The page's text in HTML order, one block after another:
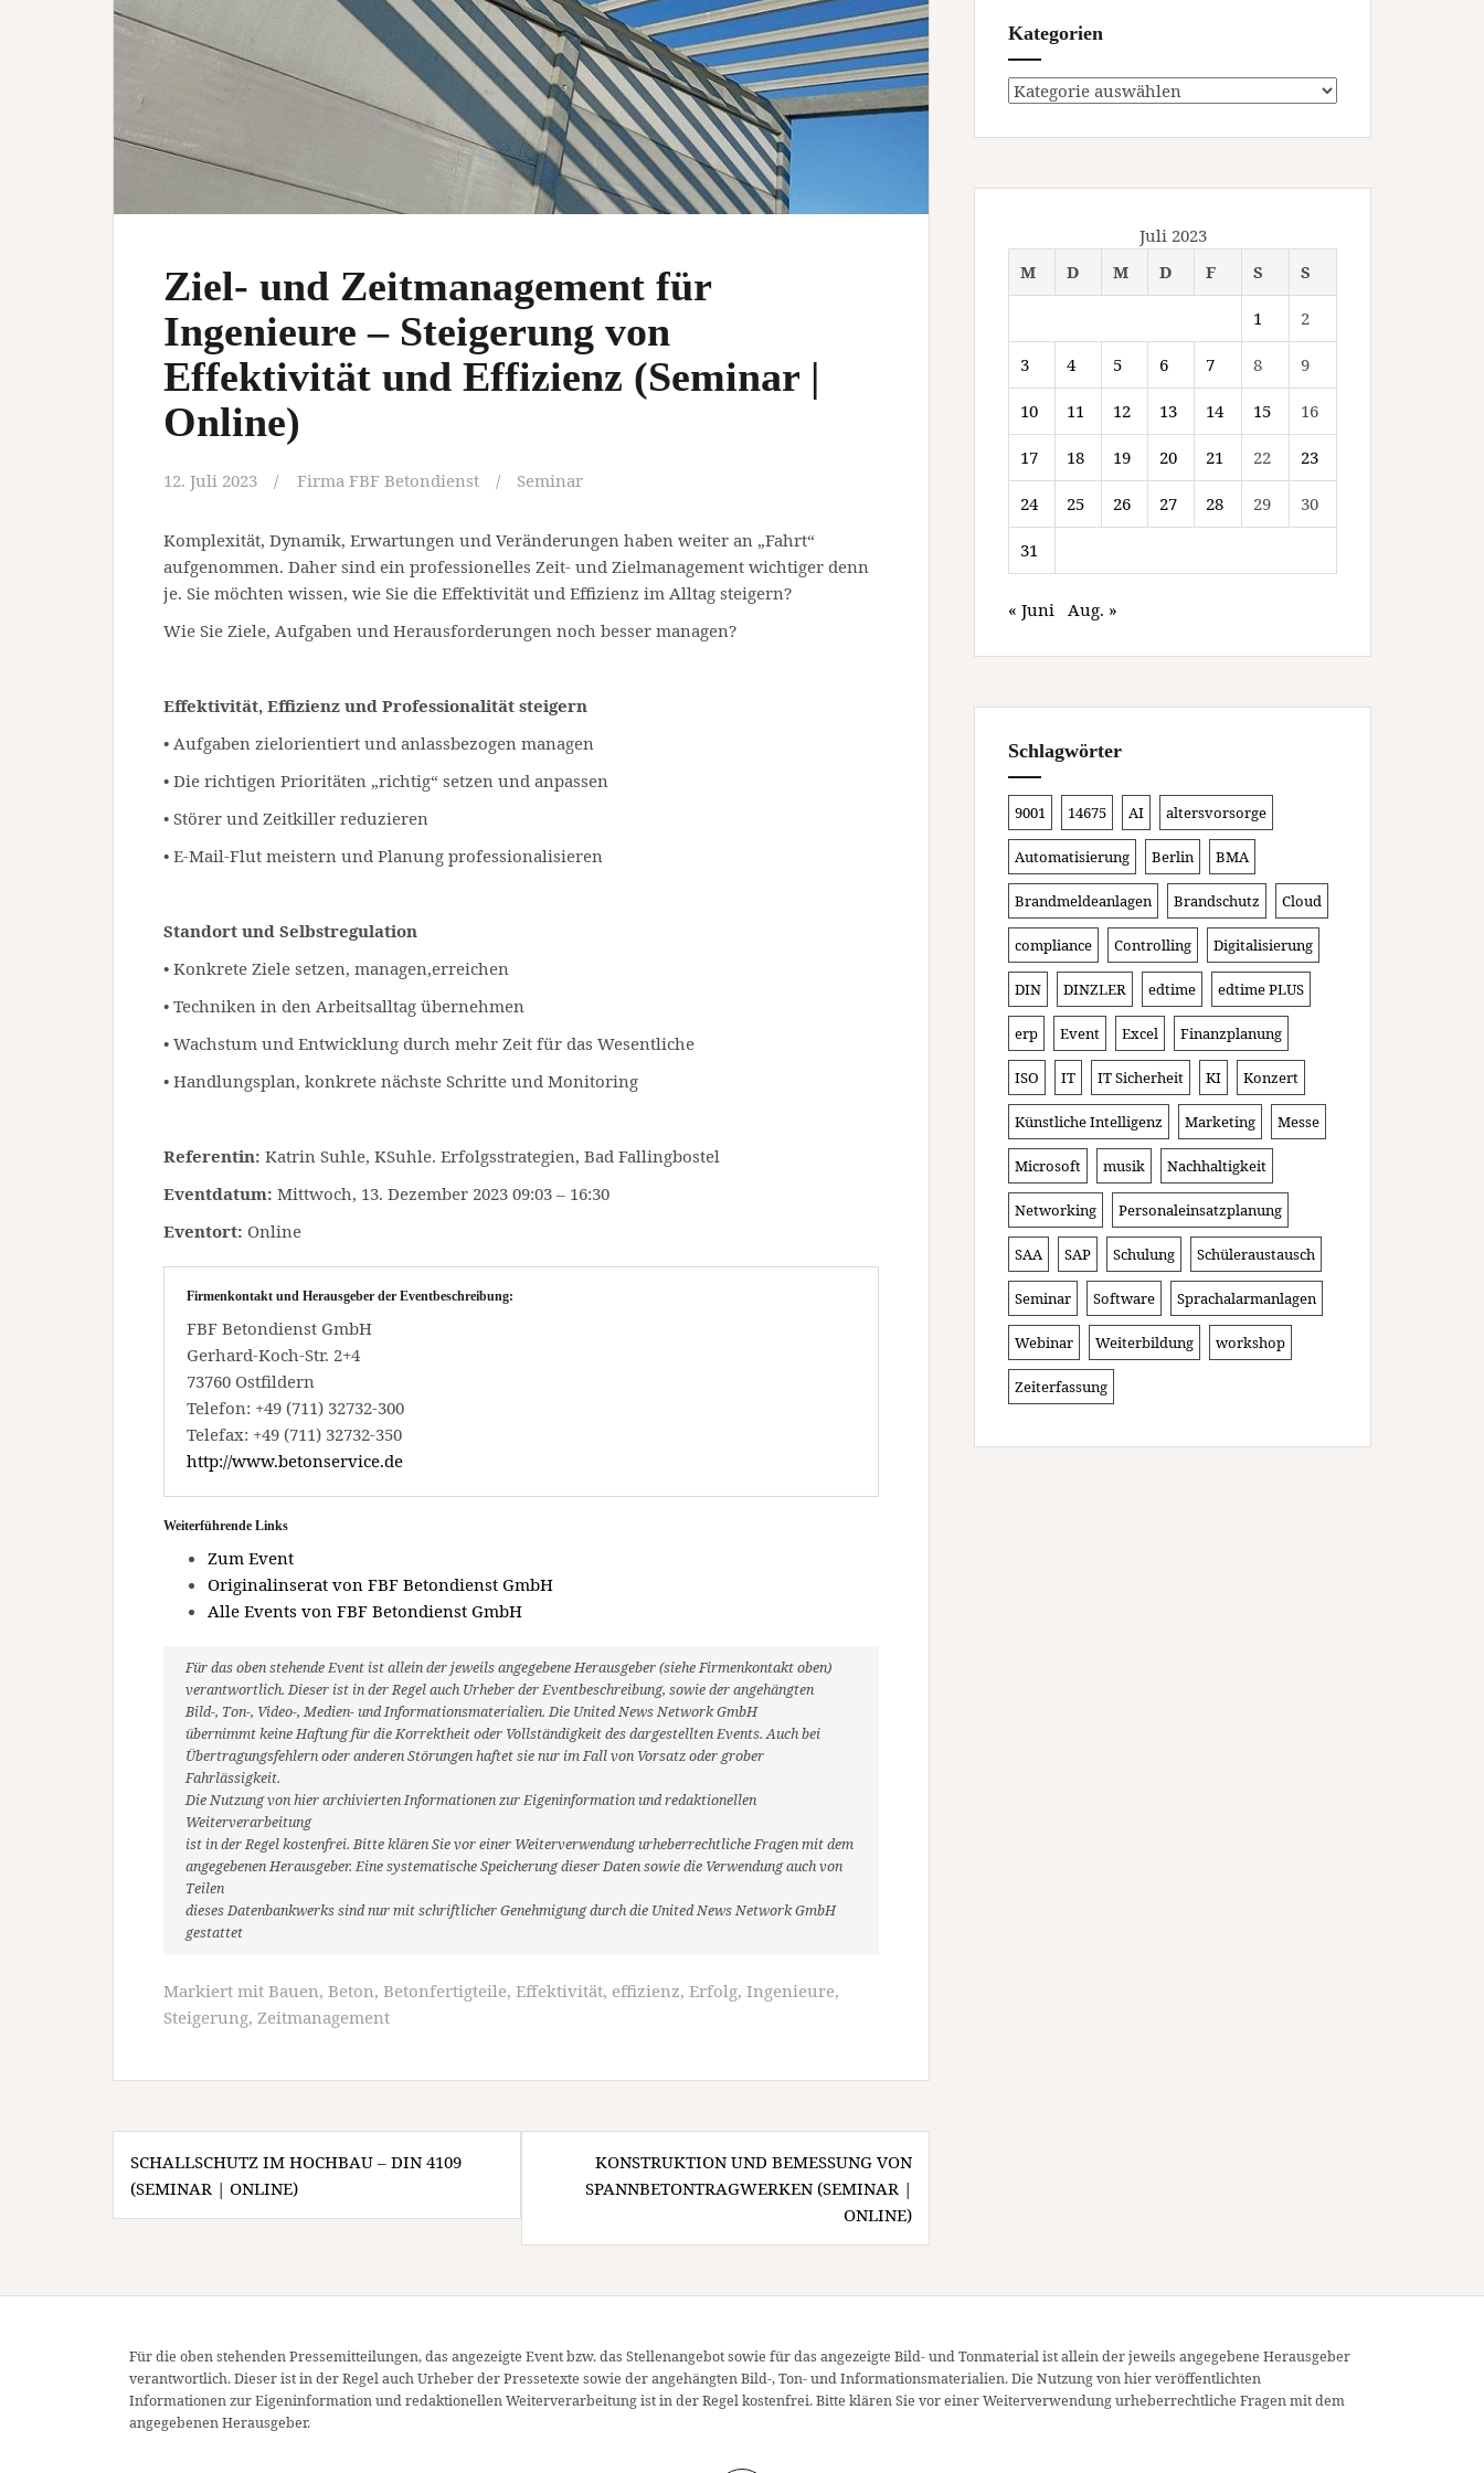
Ziel- und Zeitmanagement für
Ingenieure – Steigerung von
Effektivität und Effizienz (Seminar |
Online)
12. Juli 2023 Firma FBF Betondienst Seminar
Komplexität, Dynamik, Erwartungen und Veränderungen haben weiter an „Fahrt“
aufgenommen. Daher sind ein professionelles Zeit- und Zielmanagement wichtiger denn
je. Sie möchten wissen, wie Sie die Effektivität und Effizienz im Alltag steigern?
Wie Sie Ziele, Aufgaben und Herausforderungen noch besser managen?
Effektivität, Effizienz und Professionalität steigern
• Aufgaben zielorientiert und anlassbezogen managen
• Die richtigen Prioritäten „richtig“ setzen und anpassen
• Störer und Zeitkiller reduzieren
• E-Mail-Flut meistern und Planung professionalisieren
Standort und Selbstregulation
• Konkrete Ziele setzen, managen,erreichen
• Techniken in den Arbeitsalltag übernehmen
• Wachstum und Entwicklung durch mehr Zeit für das Wesentliche
• Handlungsplan, konkrete nächste Schritte und Monitoring
Referentin: Katrin Suhle, KSuhle. Erfolgsstrategien, Bad Fallingbostel
Eventdatum: Mittwoch, 13. Dezember 2023 09:03 – 16:30
Eventort: Online
Firmenkontakt und Herausgeber der Eventbeschreibung:
FBF Betondienst GmbH
Gerhard-Koch-Str. 2+4
73760 Ostfildern
Telefon: +49 (711) 32732-300
Telefax: +49 (711) 32732-350
http://www.betonservice.de
Weiterführende Links
Zum Event
Originalinserat von FBF Betondienst GmbH
Alle Events von FBF Betondienst GmbH
Für das oben stehende Event ist allein der jeweils angegebene Herausgeber (siehe Firmenkontakt oben)
verantwortlich. Dieser ist in der Regel auch Urheber der Eventbeschreibung, sowie der angehängten
Bild-, Ton-, Video-, Medien- und Informationsmaterialien. Die United News Network GmbH
übernimmt keine Haftung für die Korrektheit oder Vollständigkeit des dargestellten Events. Auch bei
Übertragungsfehlern oder anderen Störungen haftet sie nur im Fall von Vorsatz oder grober
Fahrlässigkeit.
Die Nutzung von hier archivierten Informationen zur Eigeninformation und redaktionellen
Weiterverarbeitung
ist in der Regel kostenfrei. Bitte klären Sie vor einer Weiterverwendung urheberrechtliche Fragen mit dem
angegebenen Herausgeber. Eine systematische Speicherung dieser Daten sowie die Verwendung auch von
Teilen
dieses Datenbankwerks sind nur mit schriftlicher Genehmigung durch die United News Network GmbH
gestattet
Markiert mit Bauen, Beton, Betonfertigteile, Effektivität, effizienz, Erfolg, Ingenieure,
Steigerung, Zeitmanagement
Beitragsnavigation
SCHALLSCHUTZ IM HOCHBAU – DIN 4109
(SEMINAR | ONLINE)
KONSTRUKTION UND BEMESSUNG VON
SPANNBETONTRAGWERKEN (SEMINAR |
ONLINE)
Kategorien
Kategorien
Juli 2023
M
D M D F S S
1 2
3 4 5 6 7 8 9
10 11 12 13 14 15 16
17 18 19 20 21 22 23
24 25 26 27 28 29 30
31
« Juni Aug. »
Schlagwörter
9001 14675 AI altersvorsorge
Automatisierung Berlin BMA
Brandmeldeanlagen Brandschutz Cloud
compliance Controlling Digitalisierung
DIN DINZLER edtime edtime PLUS
erp Event Excel Finanzplanung
ISO IT IT Sicherheit KI Konzert
Künstliche Intelligenz Marketing Messe
Microsoft musik Nachhaltigkeit
Networking Personaleinsatzplanung
SAA SAP Schulung Schüleraustausch
Seminar Software Sprachalarmanlagen
Webinar Weiterbildung workshop
Zeiterfassung
Für die oben stehenden Pressemitteilungen, das angezeigte Event bzw. das Stellenangebot sowie für das angezeigte Bild- und Tonmaterial ist allein der jeweils angegebene Herausgeber
verantwortlich. Dieser ist in der Regel auch Urheber der Pressetexte sowie der angehängten Bild-, Ton- und Informationsmaterialien. Die Nutzung von hier veröffentlichten
Informationen zur Eigeninformation und redaktionellen Weiterverarbeitung ist in der Regel kostenfrei. Bitte klären Sie vor einer Weiterverwendung urheberrechtliche Fragen mit dem
angegebenen Herausgeber.